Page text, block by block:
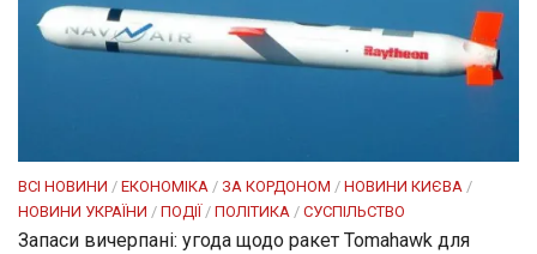
ВСІ НОВИНИ / ЕКОНОМІКА / ЗА КОРДОНОМ / НОВИНИ КИЄВА /
НОВИНИ УКРАЇНИ / ПОДІЇ/ ПОЛІТИКА / СУСПІЛЬСТВО
Запаси вичерпані: угода щодо ракет Tomahawk для